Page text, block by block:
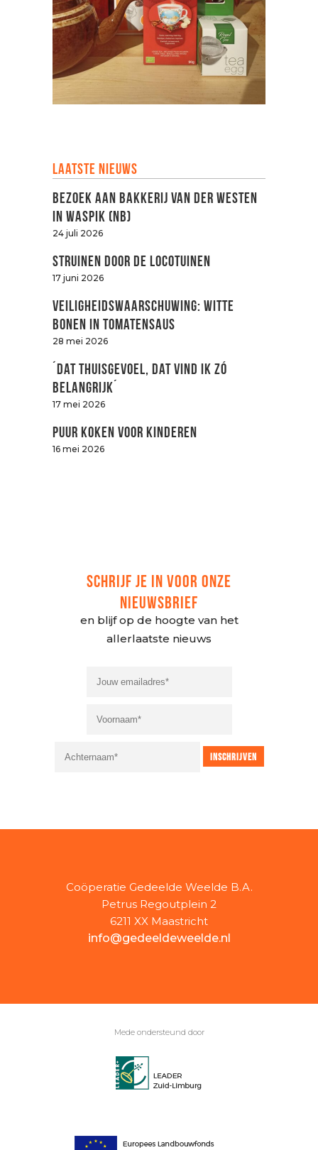
Laatste nieuws
Bezoek aan Bakkerij van der Westen
in Waspik (NB)
24 juli 2026
Struinen door de LOCOtuinen
17 juni 2026
Veiligheidswaarschuwing: witte
bonen in tomatensaus
28 mei 2026
´Dat thuisgevoel, dat vind ik zó
belangrijk´
17 mei 2026
Puur koken voor kinderen
16 mei 2026
SCHRIJF JE IN VOOR ONZE
NIEUWSBRIEF
en blijf op de hoogte van het
allerlaatste nieuws
Coöperatie Gedeelde Weelde B.A.
Petrus Regoutplein 2
6211 XX Maastricht
info@gedeeldeweelde.nl
Mede ondersteund door